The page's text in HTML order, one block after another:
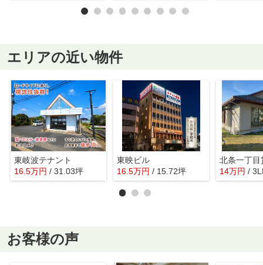
エリアの近い物件
東岐波テナント
16.5万円 / 31.03坪
東映ビル
16.5万円 / 15.72坪
北条一丁目
14万円 /
お客様の声